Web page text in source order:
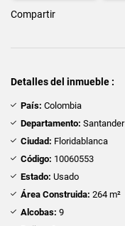
Compartir
Detalles del inmueble :
País: Colombia
Departamento: Santander
Ciudad: Floridablanca
Código: 10060553
Estado: Usado
Área Construida: 264 m²
Alcobas: 9